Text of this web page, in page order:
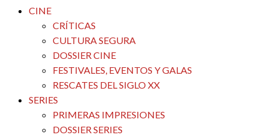
CINE
CRÍTICAS
CULTURA SEGURA
DOSSIER CINE
FESTIVALES, EVENTOS Y GALAS
RESCATES DEL SIGLO XX
SERIES
PRIMERAS IMPRESIONES
DOSSIER SERIES